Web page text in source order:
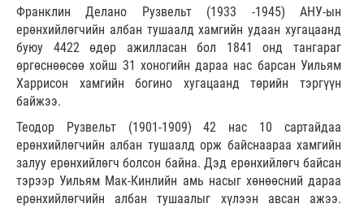
Франклин Делано Рузвельт (1933 -1945) АНУ-ын
ерөнхийлөгчийн албан тушаалд хамгийн удаан хугацаанд
буюу 4422 өдөр ажилласан бол 1841 онд тангараг
өргөснөөсөө хойш 31 хоногийн дараа нас барсан Уильям
Харрисон хамгийн богино хугацаанд төрийн тэргүүн
байжээ.
Теодор Рузвельт (1901-1909) 42 нас 10 сартайдаа
ерөнхийлөгчийн албан тушаалд орж байснаараа хамгийн
залуу ерөнхийлөгч болсон байна. Дэд ерөнхийлөгч байсан
тэрээр Уильям Мак-Кинлийн амь насыг хөнөөсний дараа
ерөнхийлөгчийн албан тушаалыг хүлээн авсан ажээ.